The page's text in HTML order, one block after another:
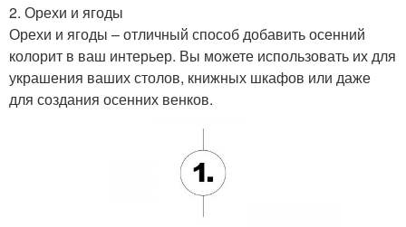
2. Орехи и ягоды
Орехи и ягоды – отличный способ добавить осенний
колорит в ваш интерьер. Вы можете использовать их для
украшения ваших столов, книжных шкафов или даже
для создания осенних венков.